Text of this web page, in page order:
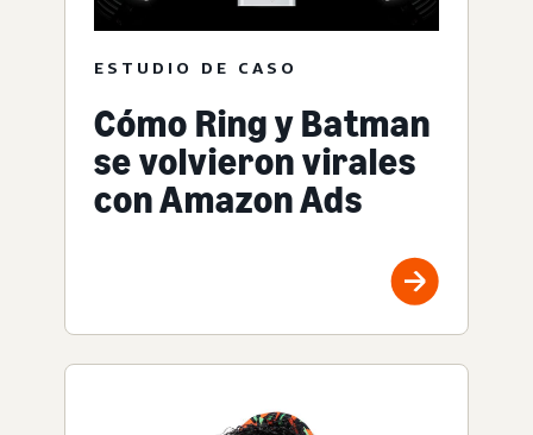
ESTUDIO DE CASO
Cómo Ring y Batman
se volvieron virales
con Amazon Ads